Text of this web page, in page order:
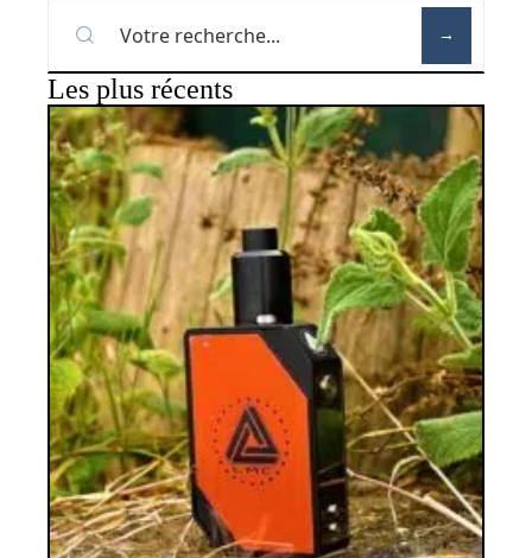
Les plus récents